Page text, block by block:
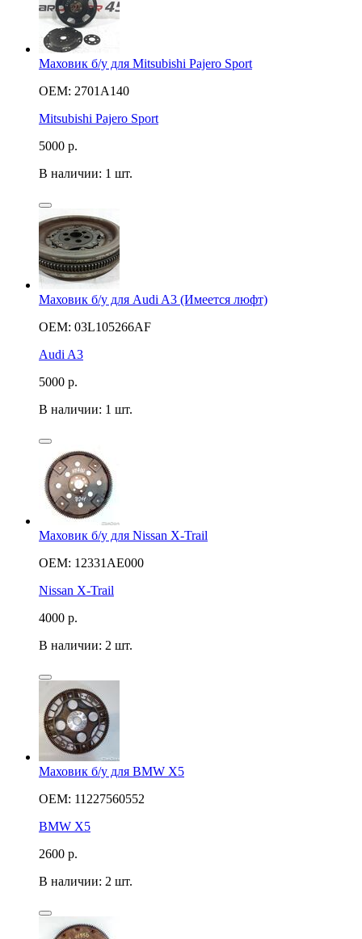
Маховик б/у для Mitsubishi Pajero Sport
OEM: 2701A140
Mitsubishi Pajero Sport
5000 р.
В наличии: 1 шт.
Маховик б/у для Audi A3 (Имеется люфт)
OEM: 03L105266AF
Audi A3
5000 р.
В наличии: 1 шт.
Маховик б/у для Nissan X-Trail
OEM: 12331AE000
Nissan X-Trail
4000 р.
В наличии: 2 шт.
Маховик б/у для BMW X5
OEM: 11227560552
BMW X5
2600 р.
В наличии: 2 шт.